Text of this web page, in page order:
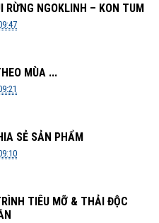
RỪNG NGOKLINH – KON TUM
MÙA ...
SẺ SẢN PHẨM
TIÊU MỠ & THẢI ĐỘC